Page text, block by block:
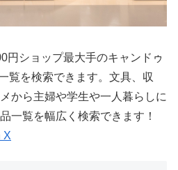
円ショップ最大手のキャンドゥ
覧を検索できます。文具、収
から主婦や学生や一人暮らしに
一覧を幅広く検索できます！
X